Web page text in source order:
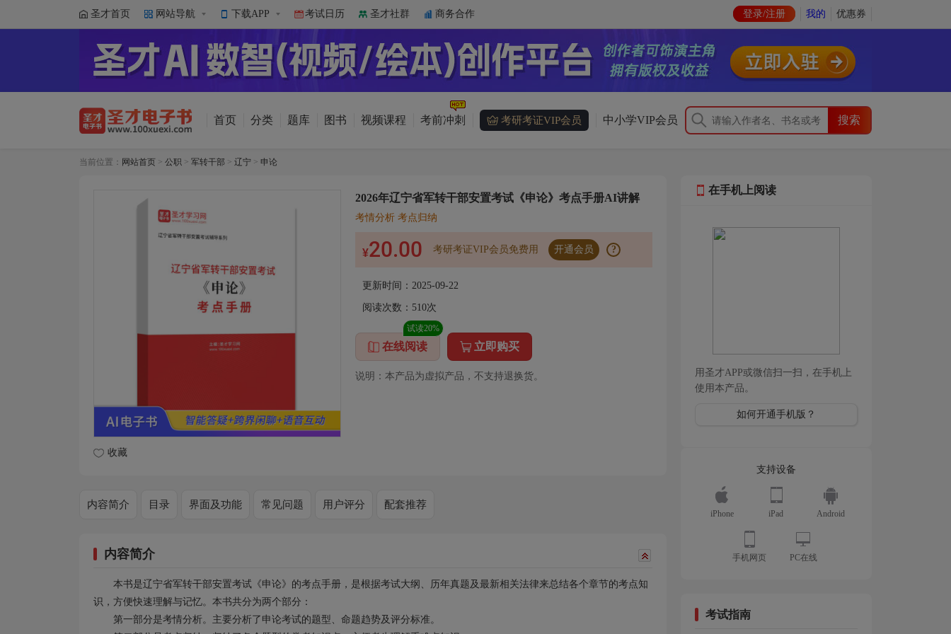
圣才首页 网站导航 下载APP 考试日历 圣才社群 商务合作 登录/注册 我的 优惠券
首页 分类 题库 图书 视频课程 考前冲刺 考研考证VIP会员 中小学VIP会员
当前位置： 网站首页 > 公职 > 军转干部 > 辽宁 > 申论
收藏
2026年辽宁省军转干部安置考试《申论》考点手册AI讲解
考情分析 考点归纳
¥20.00 考研考证VIP会员免费用 开通会员 ?
更新时间：2025-09-22
阅读次数： 510次
在线阅读
试读20%
立即购买
说明：本产品为虚拟产品，不支持退换货。
内容简介 目录 界面及功能 常见问题 用户评分 配套推荐
内容简介
本书是辽宁省军转干部安置考试《申论》的考点手册，是根据考试大纲、历年真题及最新相关法律来总结各个章节的考点知
识，方便快速理解与记忆。本书共分为两个部分：
第一部分是考情分析。主要分析了申论考试的题型、命题趋势及评分标准。
在手机上阅读
用圣才APP或微信扫一扫，在手机上
使用本产品。
如何开通手机版？
支持设备
iPhone iPad Android
手机网页 PC在线
考试指南